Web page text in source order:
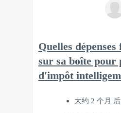
Quelles
sur sa boîte pour
d'impôt
大约 2 个月 后